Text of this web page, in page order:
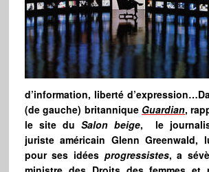
d’information, liberté
(de gauche) britannique Guardian,
le site du Salon beige, le
juriste américain Glenn Greenwald,
pour ses idées progressistes, a